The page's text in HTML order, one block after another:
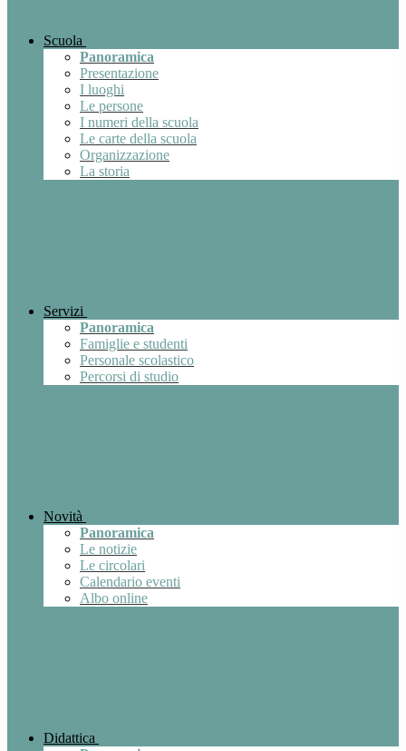
Scuola
Panoramica
Presentazione
I luoghi
Le persone
I numeri della scuola
Le carte della scuola
Organizzazione
La storia
Servizi
Panoramica
Famiglie e studenti
Personale scolastico
Percorsi di studio
Novità
Panoramica
Le notizie
Le circolari
Calendario eventi
Albo online
Didattica